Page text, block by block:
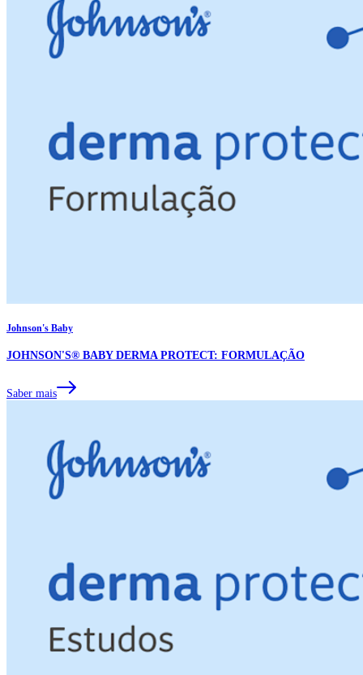
Johnson's Baby
JOHNSON'S® BABY DERMA PROTECT: FORMULAÇÃO
Saber mais